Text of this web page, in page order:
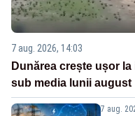
7 aug. 2026, 14:03
Dunărea crește ușor
sub media lunii august
7 aug.